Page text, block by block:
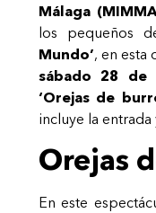
Málaga
los pequeños
Mundo’, en esta
sábado 28 de
‘Orejas de
incluye la entrada
Orejas
En este